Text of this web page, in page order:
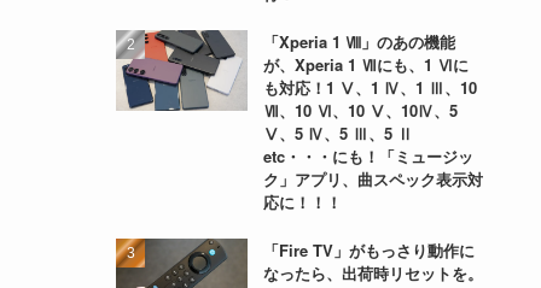
「Xperia 1 Ⅷ」のあの機能
が、Xperia 1 Ⅶにも、1 Ⅵに
も対応！1 Ⅴ、1 Ⅳ、1 Ⅲ、10
Ⅶ、10 Ⅵ、10 Ⅴ、10Ⅳ、5
Ⅴ、5 Ⅳ、5 Ⅲ、5 Ⅱ
etc・・・にも！「ミュージッ
ク」アプリ、曲スペック表示対
応に！！！
「Fire TV」がもっさり動作に
なったら、出荷時リセットを。